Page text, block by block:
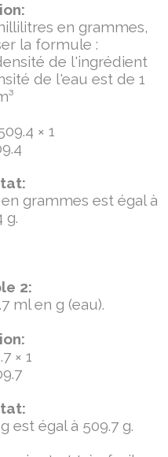
en grammes,
la formule :
de l'ingrédient
de l'eau est de 1
× 1
grammes est égal à
g.
2:
ml en g (eau).
× 1
est égal à 509.7 g.